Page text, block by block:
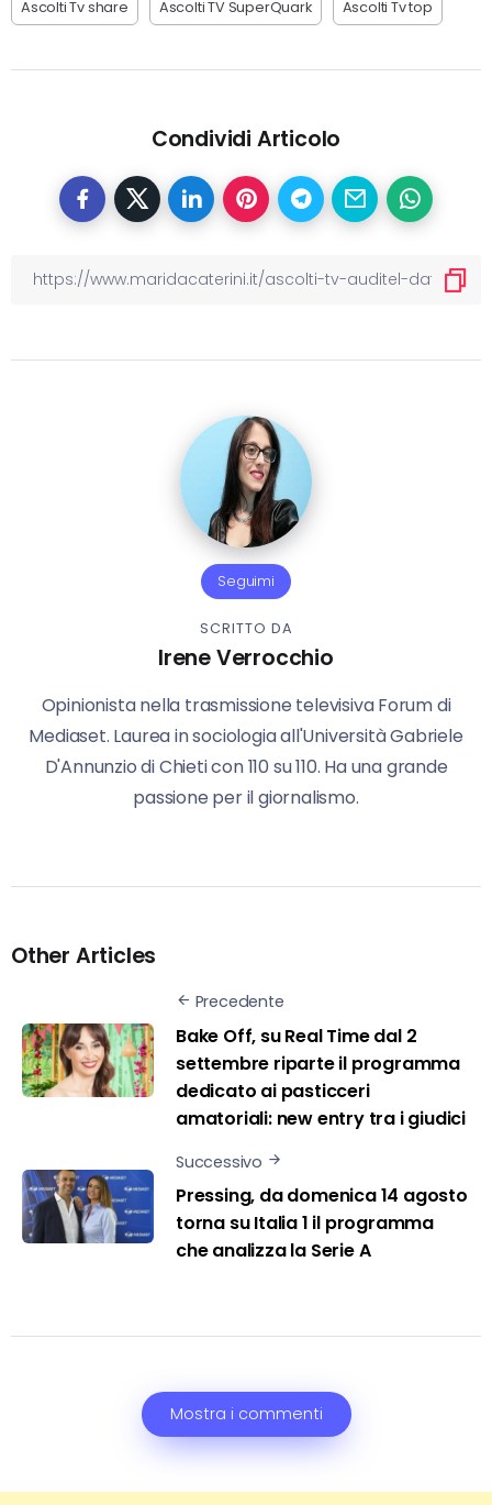
Ascolti Tv share Ascolti TV SuperQuark Ascolti Tv top
Condividi Articolo
Seguimi
SCRITTO DA
Irene Verrocchio
Opinionista nella trasmissione televisiva Forum di
Mediaset. Laurea in sociologia all'Università Gabriele
D'Annunzio di Chieti con 110 su 110. Ha una grande
passione per il giornalismo.
Other Articles
Precedente
Bake Off, su Real Time dal 2
settembre riparte il programma
dedicato ai pasticceri
amatoriali: new entry tra i giudici
Successivo
Pressing, da domenica 14 agosto
torna su Italia 1 il programma
che analizza la Serie A
Mostra i commenti